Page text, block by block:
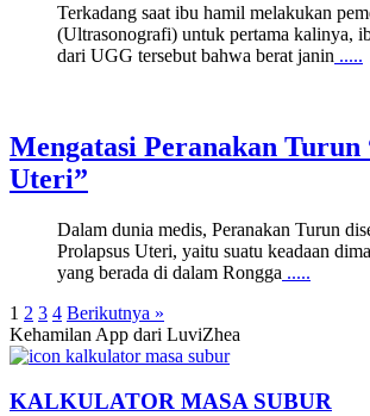
Terkadang saat ibu hamil melakukan
(Ultrasonografi) untuk pertama kalinya,
dari UGG tersebut bahwa berat janin .....
Mengatasi Peranakan Turun
Uteri”
Dalam dunia medis, Peranakan Turun
Prolapsus Uteri, yaitu suatu keadaan
yang berada di dalam Rongga .....
1 2 3 4 Berikutnya »
Kehamilan App dari LuviZhea
KALKULATOR MASA SUBUR